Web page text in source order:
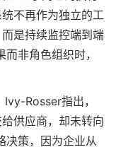
不再作为独立的工
是持续监控端到端
非角色组织时，
Rosser指出，
供应商，却未转向
决策，因为企业从